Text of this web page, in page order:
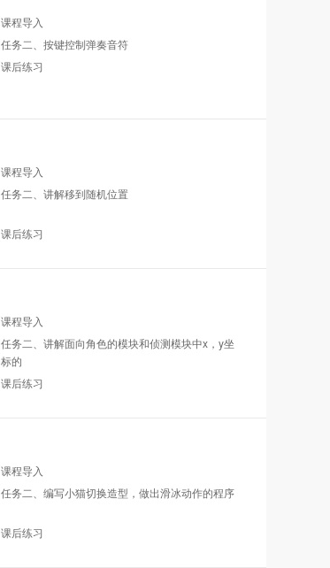
课程导入
任务二、按键控制弹奏音符
课后练习
课程导入
任务二、讲解移到随机位置
课后练习
课程导入
任务二、讲解面向角色的模块和侦测模块中x，y坐
标的
课后练习
课程导入
任务二、编写小猫切换造型，做出滑冰动作的程序
课后练习